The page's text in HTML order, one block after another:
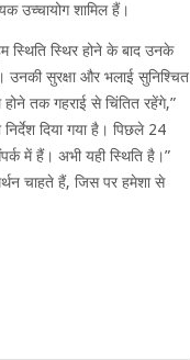
उच्चायोग शामिल हैं।
स्थिति स्थिर होने के बाद उनके
उनकी सुरक्षा और भलाई सुनिश्चित
तक गहराई से चिंतित रहेंगे,”
दिया गया है। पिछले 24
में हैं। अभी यही स्थिति है।”
चाहते हैं, जिस पर हमेशा से